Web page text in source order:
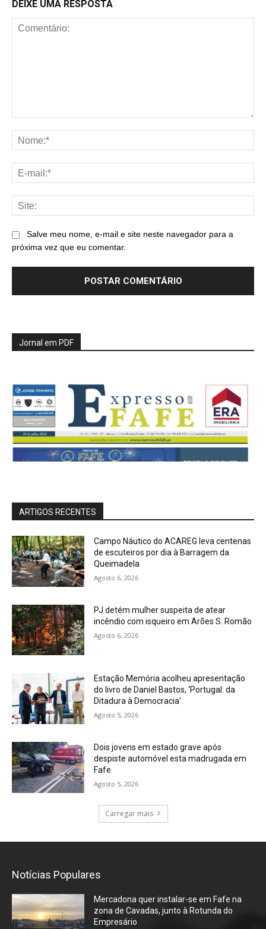
DEIXE UMA RESPOSTA
Salve meu nome, e-mail e site neste navegador para a
próxima vez que eu comentar.
Jornal em PDF
ARTIGOS RECENTES
Campo Náutico do ACAREG leva centenas
de escuteiros por dia à Barragem da
Queimadela
Agosto 6, 2026
PJ detém mulher suspeita de atear
incêndio com isqueiro em Arões S. Romão
Agosto 6, 2026
Estação Memória acolheu apresentação
do livro de Daniel Bastos, ‘Portugal: da
Ditadura à Democracia’
Agosto 5, 2026
Dois jovens em estado grave após
despiste automóvel esta madrugada em
Fafe
Agosto 5, 2026
Carregar mais
Notícias Populares
Mercadona quer instalar-se em Fafe na
zona de Cavadas, junto à Rotunda do
Empresário